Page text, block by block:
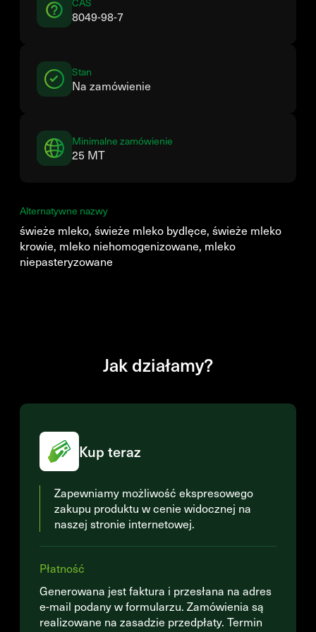
8049-98-7
Stan
Na zamówienie
Minimalne zamówienie
25 MT
Alternatywne nazwy
świeże mleko, świeże mleko bydlęce, świeże mleko
krowie, mleko niehomogenizowane, mleko
niepasteryzowane
Jak działamy?
Kup teraz
Zapewniamy możliwość ekspresowego
zakupu produktu w cenie widocznej na
naszej stronie internetowej.
Płatność
Generowana jest faktura i przesłana na adres
e-mail podany w formularzu. Zamówienia są
realizowane na zasadzie przedpłaty. Termin